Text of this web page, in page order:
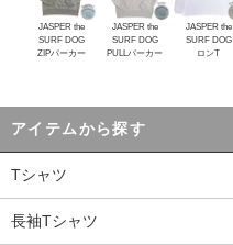
JASPER the
SURF DOG
ZIPパーカー
JASPER the
SURF DOG
PULLパーカー
JASPER the
SURF DOG
ロンT
アイテムから探す
Tシャツ
長袖Tシャツ